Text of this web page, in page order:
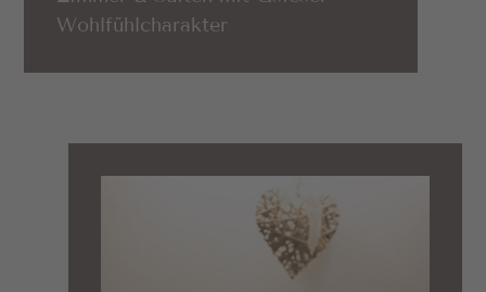
Wohlfühlcharakter